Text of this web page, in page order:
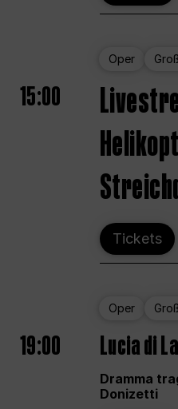
Oper
15:00
Tickets
Oper
19:00 Lucia di
Dramma
Donizetti